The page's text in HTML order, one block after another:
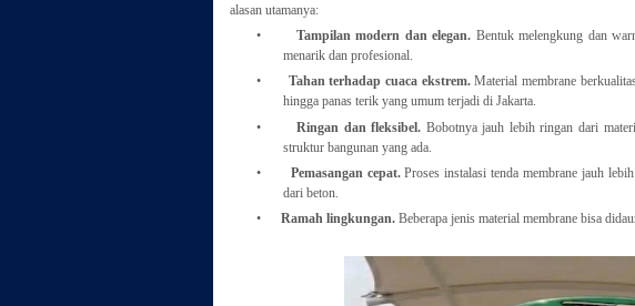
alasan utamanya:
•
Tampilan modern dan elegan. Bentuk melengkung dan
menarik dan profesional.
•
Tahan terhadap cuaca ekstrem.Material membrane
hingga panas terik yang umum terjadi di Jakarta.
•
Ringan dan fleksibel. Bobotnya jauh lebih ringan dari
struktur bangunan yang ada.
•
Pemasangan cepat.Proses instalasi tenda membrane jauh
dari beton.
•
Ramah lingkungan. Beberapa jenis material membrane bisa